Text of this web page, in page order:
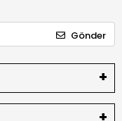
Gönder